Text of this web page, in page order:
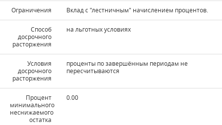
Ограничения Вклад с "лестничным" начислением процентов.
Способ
досрочного
расторжения
на льготных условиях
Условия
досрочного
расторжения
проценты по завершённым периодам не
пересчитываются
Процент
минимального
неснижаемого
остатка
0.00